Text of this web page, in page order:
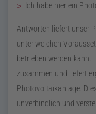
Ich habe hier ein
Antworten liefert unser
unter welchen
betrieben werden kann.
zusammen und liefert
Photovoltaikanlage.
unverbindlich und